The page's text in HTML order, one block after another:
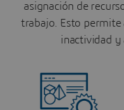
asignación de
trabajo. Esto permite
inactividad y